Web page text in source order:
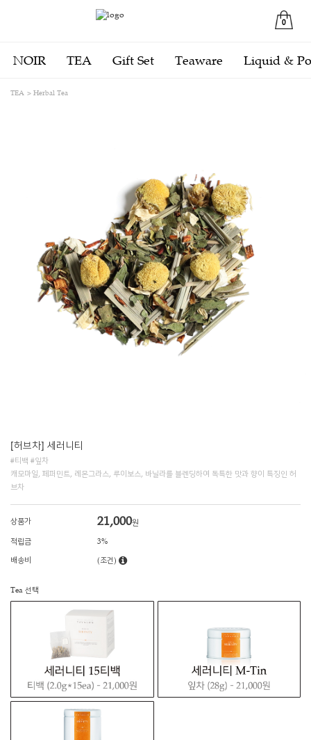
0
NOIR TEA Gift Set Teaware Liquid &
TEA Herbal Tea
[허브차] 세러니티
#티백 #잎차
캐모마일, 페퍼민트, 레몬그라스, 루이보스, 바닐라를 블렌딩하여 독특한 맛과 향이 특징인 허
브차
상품가 21,000원
적립금 3%
배송비 (조건)
Tea 선택